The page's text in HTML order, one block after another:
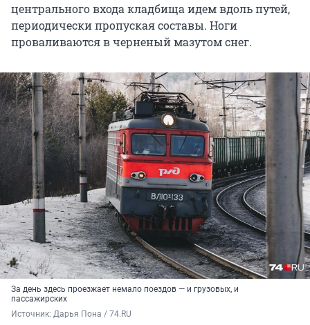
центрального входа кладбища идем вдоль путей,
периодически пропуская составы. Ноги
проваливаются в черненый мазутом снег.
За день здесь проезжает немало поездов — и грузовых, и
пассажирских
Источник: Дарья Пона / 74.RU